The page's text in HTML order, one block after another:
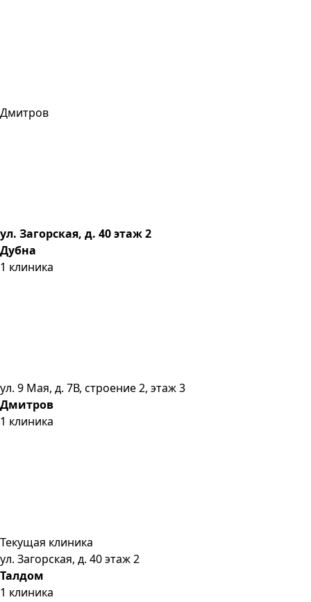
Дмитров
ул. Загорская, д. 40 этаж 2
Дубна
1 клиника
ул. 9 Мая, д. 7В, строение 2, этаж 3
Дмитров
1 клиника
Текущая клиника
ул. Загорская, д. 40 этаж 2
Талдом
1 клиника